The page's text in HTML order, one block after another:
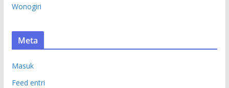
Wonogiri
Meta
Masuk
Feed entri